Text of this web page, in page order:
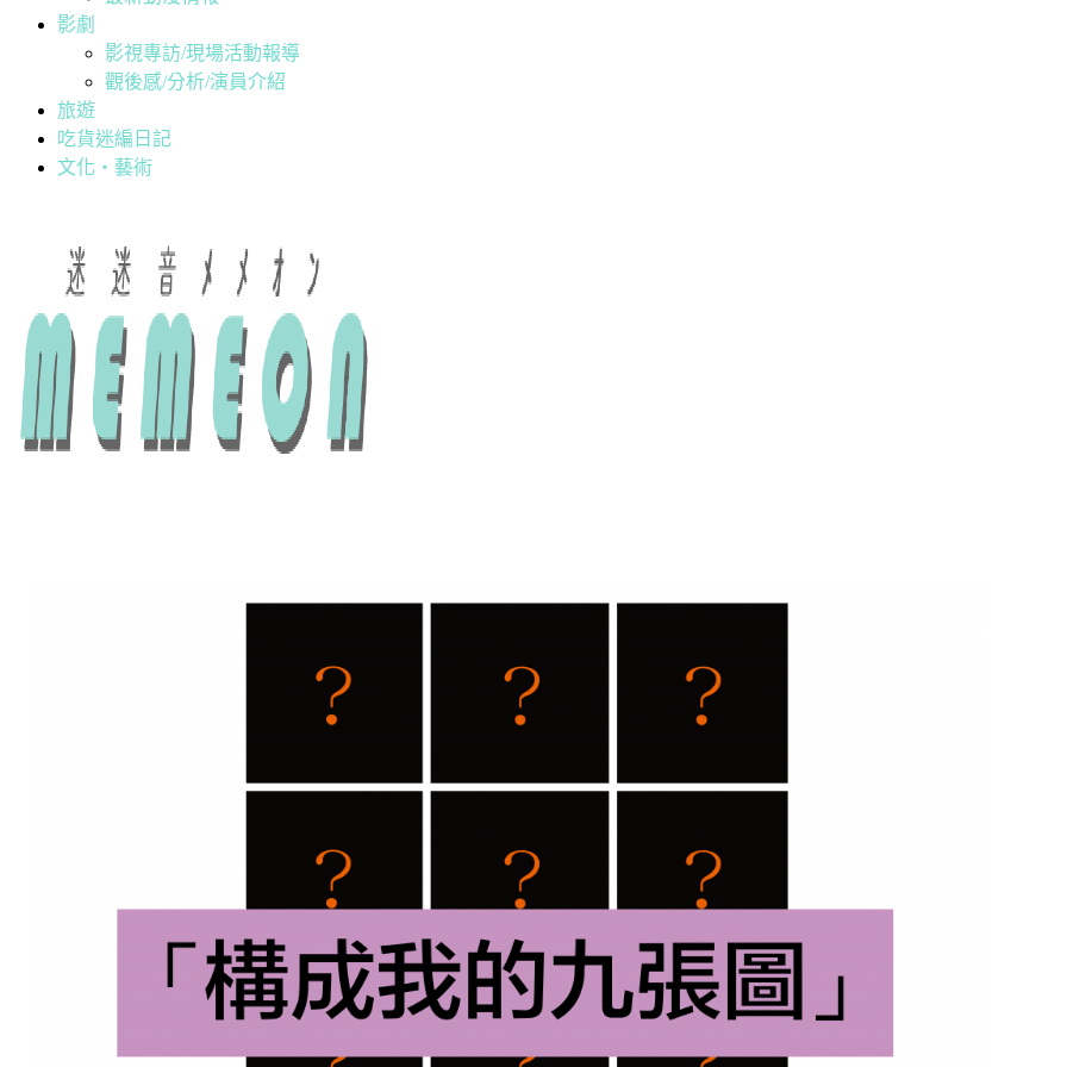
影劇
影視專訪/現場活動報導
觀後感/分析/演員介紹
旅遊
吃貨迷編日記
文化・藝術